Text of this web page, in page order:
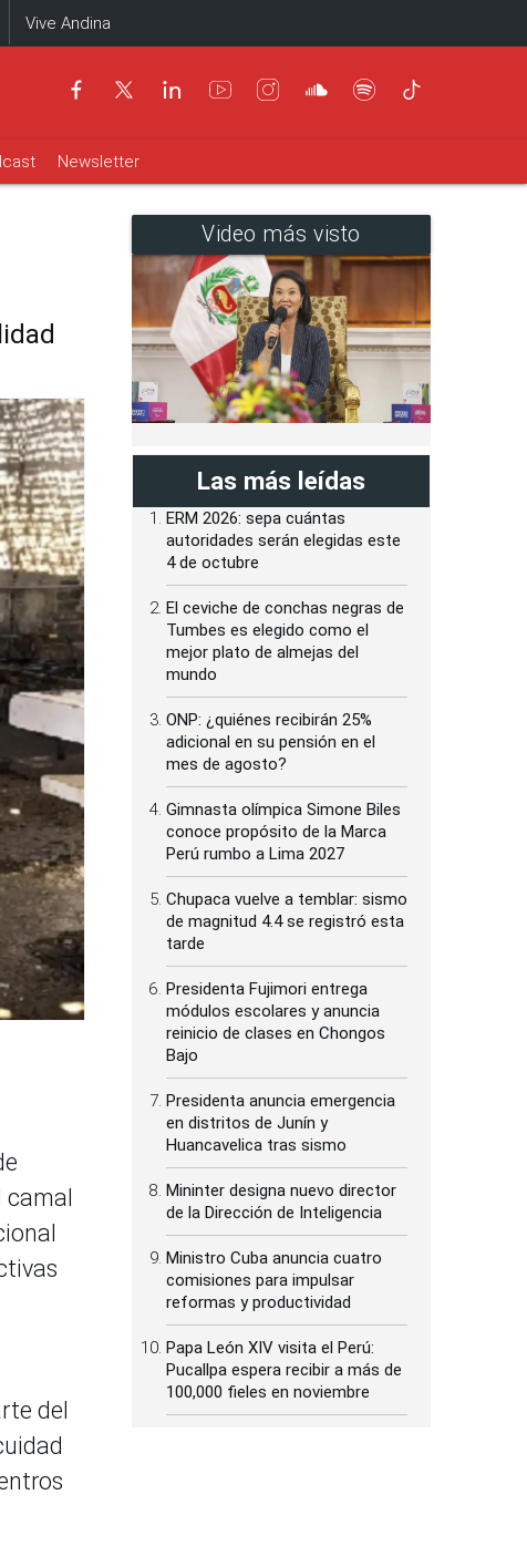
Vive Andina
Newsletter
camal
del
Video más visto
Las más leídas
ERM 2026: sepa cuántas
autoridades serán elegidas este
4 de octubre
El ceviche de conchas negras de
Tumbes es elegido como el
mejor plato de almejas del
mundo
ONP: ¿quiénes recibirán 25%
adicional en su pensión en el
mes de agosto?
Gimnasta olímpica Simone Biles
conoce propósito de la Marca
Perú rumbo a Lima 2027
Chupaca vuelve a temblar: sismo
de magnitud 4.4 se registró esta
tarde
Presidenta Fujimori entrega
módulos escolares y anuncia
reinicio de clases en Chongos
Bajo
Presidenta anuncia emergencia
en distritos de Junín y
Huancavelica tras sismo
Mininter designa nuevo director
de la Dirección de Inteligencia
Ministro Cuba anuncia cuatro
comisiones para impulsar
reformas y productividad
Papa León XIV visita el Perú:
Pucallpa espera recibir a más de
100,000 fieles en noviembre